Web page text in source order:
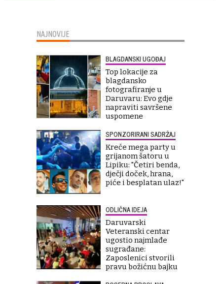
NAJNOVIJE
BLAGDANSKI UGOĐAJ
Top lokacije za
blagdansko
fotografiranje u
Daruvaru: Evo gdje
napraviti savršene
uspomene
SPONZORIRANI SADRŽAJ
Kreće mega party u
grijanom šatoru u
Lipiku: "Četiri benda,
dječji doček, hrana,
piće i besplatan ulaz!"
ODLIČNA IDEJA
Daruvarski
Veteranski centar
ugostio najmlađe
sugrađane:
Zaposlenici stvorili
pravu božićnu bajku